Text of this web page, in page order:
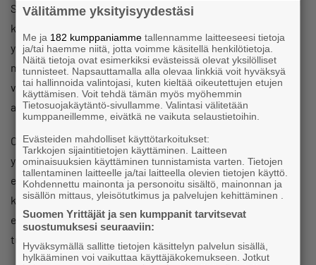
Suomen Yrittäjät ehdottaa yli 50 toimenpiteen
kasvupakettia Suomen saamiseksi kasvu-uralle. Suomen
yksi suuri ongelma on hidas talouskasvu. Hallitus ei ole
myöskään kyennyt toimillaan ainakaan toistaiseksi
vauhdittamaan kasvua. Päinvastoin monet leikkaukset ja
arvonlisäveron korotus leikkaavat kasvua.
On hyvä muistaa, että Suomen kasvu on suomalaisten
yritysten kasvun summa. Siksi on olennaista,
että yrittäjillä ja omistajilla on motivaatiota ja kannustimia
kasvattaa yrityksiään. Lisäksi on tärkeää,
että paikallisesti ja alueellisesti harjoitetaan kasvua
tukevaa elinkeinopolitiikkaa.
Välitämme yksityisyydestäsi
Me ja 182 kumppaniamme tallennamme laitteeseesi tietoja
ja/tai haemme niitä, jotta voimme käsitellä henkilötietoja.
Näitä tietoja ovat esimerkiksi evästeissä olevat yksilölliset
tunnisteet. Napsauttamalla alla olevaa linkkiä voit hyväksyä
tai hallinnoida valintojasi, kuten kieltää oikeutettujen etujen
käyttämisen. Voit tehdä tämän myös myöhemmin
Tietosuojakäytäntö-sivullamme. Valintasi välitetään
kumppaneillemme, eivätkä ne vaikuta selaustietoihin.
Evästeiden mahdolliset käyttötarkoitukset:
Tarkkojen sijaintitietojen käyttäminen. Laitteen
ominaisuuksien käyttäminen tunnistamista varten. Tietojen
tallentaminen laitteelle ja/tai laitteella olevien tietojen käyttö.
Kohdennettu mainonta ja personoitu sisältö, mainonnan ja
sisällön mittaus, yleisötutkimus ja palvelujen kehittäminen .
Suomen Yrittäjät ja sen kumppanit tarvitsevat
suostumuksesi seuraaviin:
Hyväksymällä sallitte tietojen käsittelyn palvelun sisällä,
hylkääminen voi vaikuttaa käyttäjäkokemukseen. Jotkut